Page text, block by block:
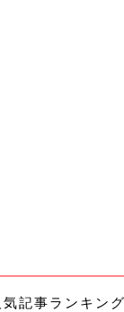
記事ランキング